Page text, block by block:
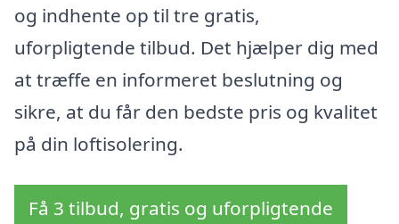
og indhente op til tre gratis,
uforpligtende tilbud. Det hjælper dig med
at træffe en informeret beslutning og
sikre, at du får den bedste pris og kvalitet
på din loftisolering.
Få 3 tilbud, gratis og uforpligtende